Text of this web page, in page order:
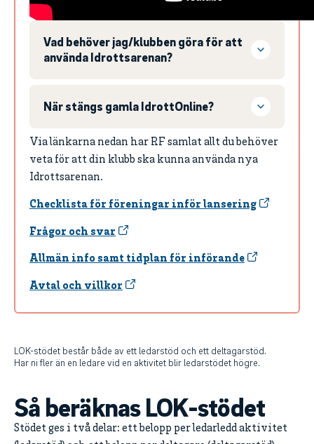
Vad behöver jag/klubben göra för att
använda Idrottsarenan?
När stängs gamla IdrottOnline?
Via länkarna nedan har RF samlat allt du behöver
veta för att din klubb ska kunna använda nya
Idrottsarenan.
Checklista för föreningar inför lansering
Frågor och svar
Allmän info samt tidplan för införande
Avtal och villkor
LOK-stödet består både av ett ledarstöd och ett deltagarstöd.
Har ni fler än en ledare vid en aktivitet blir ledarstödet högre.
Så beräknas LOK-stödet
Stödet ges i två delar: ett belopp per ledarledd aktivitet